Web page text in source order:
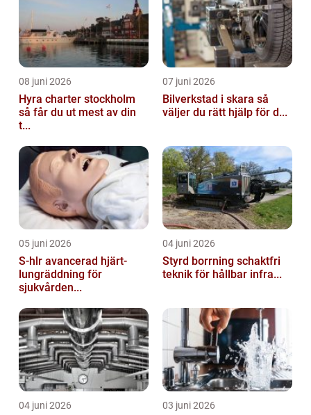
08 juni 2026
Hyra charter stockholm
så får du ut mest av din
t...
07 juni 2026
Bilverkstad i skara så
väljer du rätt hjälp för d...
05 juni 2026
S-hlr avancerad hjärt-
lungräddning för
sjukvården...
04 juni 2026
Styrd borrning schaktfri
teknik för hållbar infra...
04 juni 2026 03 juni 2026